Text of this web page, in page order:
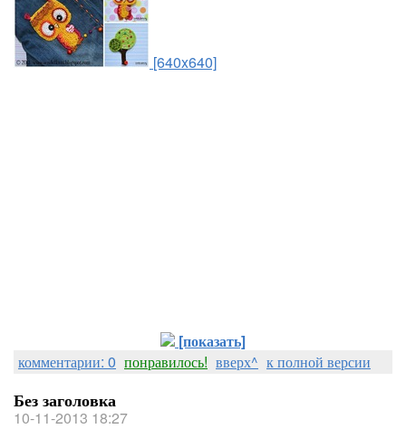
[640x640]
[показать]
комментарии: 0 понравилось! вверх^ к полной версии
Без заголовка
10-11-2013 18:27